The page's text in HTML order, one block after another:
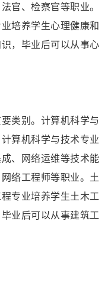
官、检察官等职业。
培养学生心理健康和
，毕业后可以从事心
类别。计算机科学与
算机科学与技术专业
、网络运维等技术能
络工程师等职业。土
专业培养学生土木工
业后可以从事建筑工